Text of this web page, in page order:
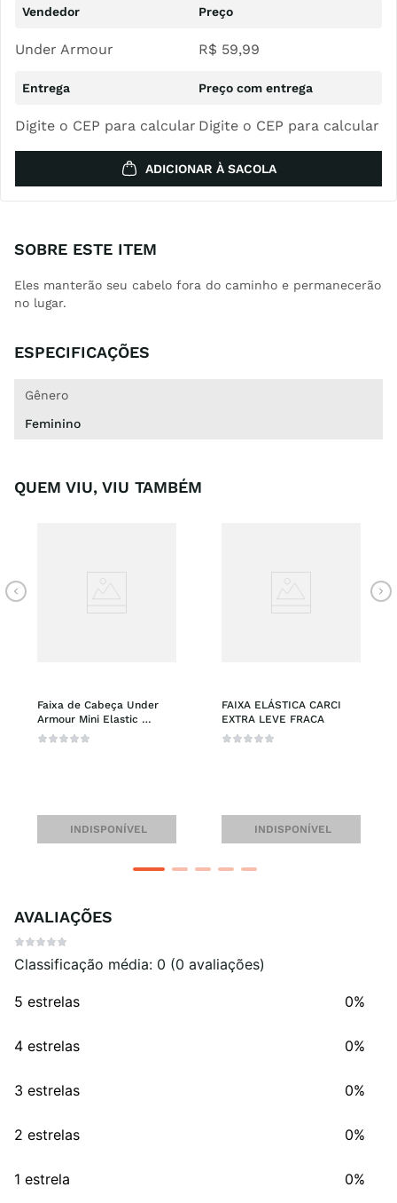
Under Armour R$ 59,99
Digite o CEP para calcular Digite o CEP para calcular
ADICIONAR À SACOLA
SOBRE ESTE ITEM
Eles manterão seu cabelo fora do caminho e permanecerão
no lugar.
ESPECIFICAÇÕES
Gênero
Feminino
QUEM VIU, VIU TAMBÉM
Faixa de Cabeça Under
Armour Mini Elastic
Feminina - Pacote Com 6
Faixas
INDISPONÍVEL
FAIXA ELÁSTICA CARCI
EXTRA LEVE FRACA
INDISPONÍVEL
AVALIAÇÕES
Classificação média: 0 (0 avaliações)
5 estrelas 0%
4 estrelas 0%
3 estrelas 0%
2 estrelas 0%
1 estrela 0%